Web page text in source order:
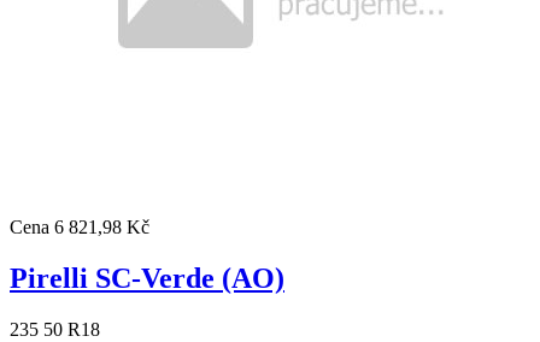
Cena 6 821,98 Kč
Pirelli SC-Verde (AO)
235 50 R18